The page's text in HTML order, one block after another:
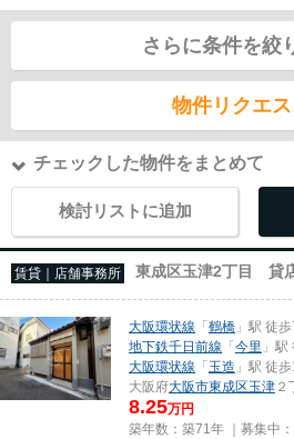
さらに条件を絞
物件リクエス
チェックした物件をまとめて
検討リストに追加
賃貸｜店舗事務所 東成区玉津2丁目 貸
大阪環状線 「鶴橋 」駅 徒
地下鉄千日前線 「今里 」
大阪環状線 「玉造 」駅 徒
大阪府大阪市東成区玉津 ２
8.25万円
築年数：築71年 ｜募集中：